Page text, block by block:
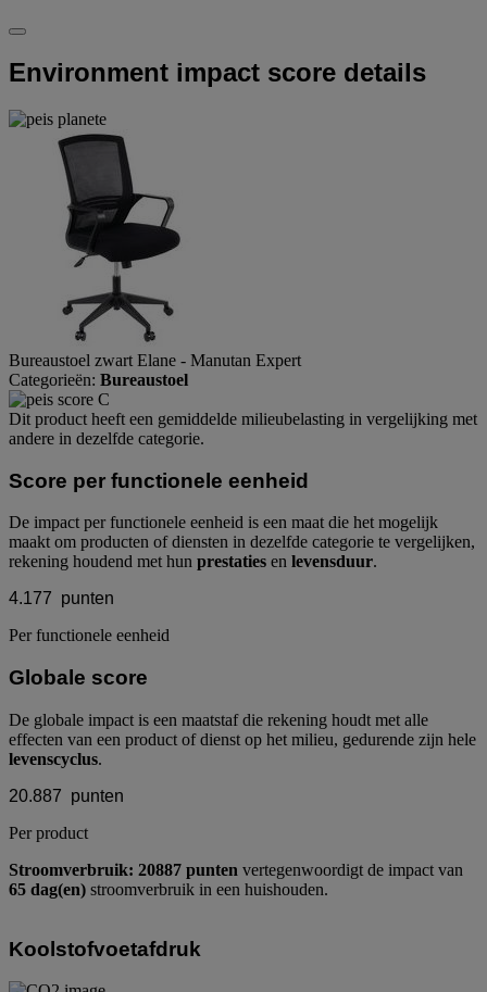
Environment impact score details
Bureaustoel zwart Elane - Manutan Expert
Categorieën: Bureaustoel
Dit product heeft een gemiddelde milieubelasting in vergelijking met
andere in dezelfde categorie.
Score per functionele eenheid
De impact per functionele eenheid is een maat die het mogelijk
maakt om producten of diensten in dezelfde categorie te vergelijken,
rekening houdend met hun prestaties en levensduur.
4.177 punten
Per functionele eenheid
Globale score
De globale impact is een maatstaf die rekening houdt met alle
effecten van een product of dienst op het milieu, gedurende zijn hele
levenscyclus.
20.887 punten
Per product
Stroomverbruik: 20887 punten vertegenwoordigt de impact van
65 dag(en) stroomverbruik in een huishouden.
Koolstofvoetafdruk